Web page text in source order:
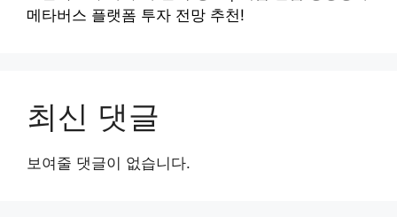
메타버스 플랫폼 투자 전망 추천!
최신 댓글
보여줄 댓글이 없습니다.